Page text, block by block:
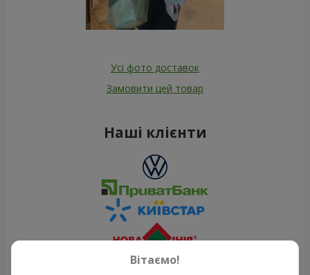
Усі фото доставок
Замовити цей товар
Наші клієнти
Вітаємо!